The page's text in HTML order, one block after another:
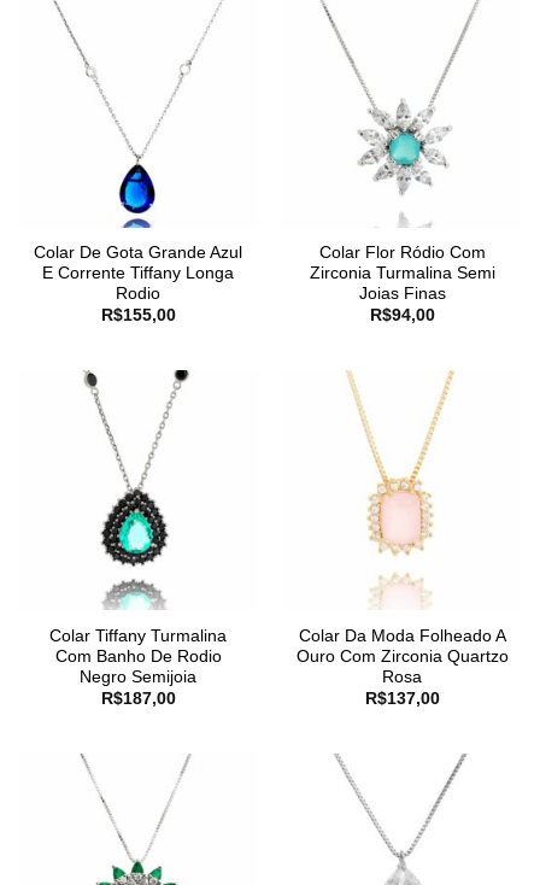
Colar De Gota Grande Azul
E Corrente Tiffany Longa
Rodio
R$155,00
Colar Flor Ródio Com
Zirconia Turmalina Semi
Joias Finas
R$94,00
Colar Tiffany Turmalina
Com Banho De Rodio
Negro Semijoia
R$187,00
Colar Da Moda Folheado A
Ouro Com Zirconia Quartzo
Rosa
R$137,00